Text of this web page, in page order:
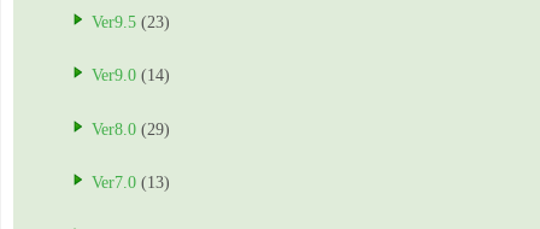
Ver9.5 (23)
Ver9.0 (14)
Ver8.0 (29)
Ver7.0 (13)